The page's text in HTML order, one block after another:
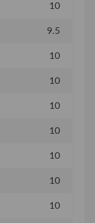
10
9.5
10
10
10
10
10
10
10